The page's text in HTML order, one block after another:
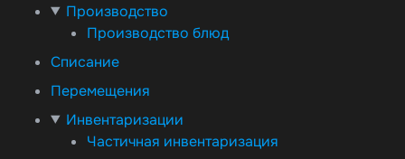
Производство
Производство блюд
Списание
Перемещения
Инвентаризации
Частичная инвентаризация